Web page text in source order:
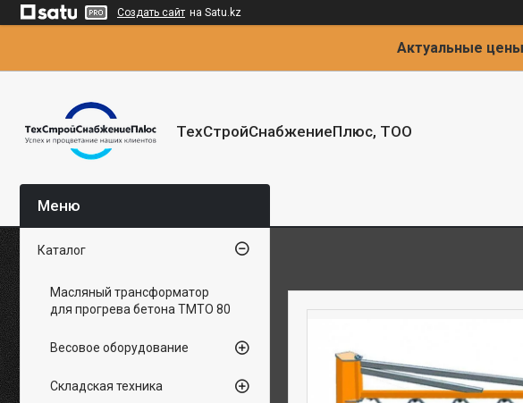
Создать сайт на Satu.kz
Актуальные
ТехСтройСнабжениеПлюс, ТОО
Каталог
Масляный трансформатор
для прогрева бетона ТМТО 80
Весовое оборудование
Складская техника